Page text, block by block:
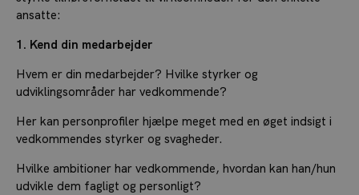
ansatte:
1. Kend din medarbejder
Hvem er din medarbejder? Hvilke styrker og
udviklingsområder har vedkommende?
Her kan personprofiler hjælpe meget med en øget indsigt i
vedkommendes styrker og svagheder.
Hvilke ambitioner har vedkommende, hvordan kan han/hun
udvikle dem fagligt og personligt?